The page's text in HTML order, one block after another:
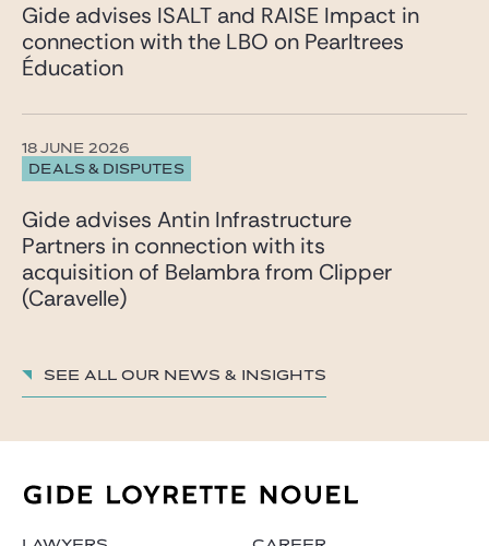
Gide advises ISALT and RAISE Impact in
connection with the LBO on Pearltrees
Éducation
DEALS & DISPUTES
18 JUNE 2026
Gide advises Antin Infrastructure
Partners in connection with its
acquisition of Belambra from Clipper
(Caravelle)
See all our News & insights